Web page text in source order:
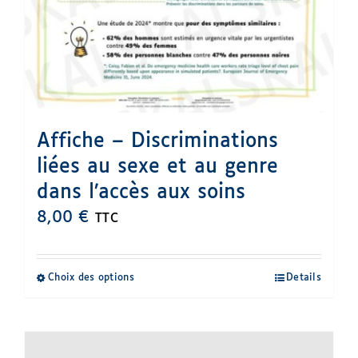
Affiche – Discriminations
liées au sexe et au genre
dans l’accès aux soins
8,00€ TTC
Choix des optionsCe
a
Details